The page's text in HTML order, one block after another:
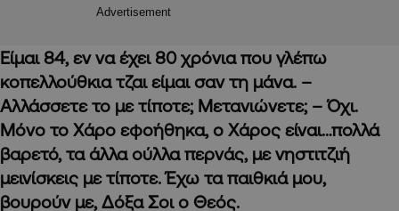
Advertisement
Είμαι 84, εν να έχει 80 χρόνια που γλέπω
κοπελλούθκια τζαι είμαι σαν τη μάνα. –
Αλλάσσετε το με τίποτε; Μετανιώνετε; – Όχι.
Μόνο το Χάρο εφοήθηκα, ο Χάρος είναι…πολλά
βαρετό, τα άλλα ούλλα περνάς, με νηστιτζιή
μεινίσκεις με τίποτε. Έχω τα παιθκιά μου,
βουρούν με, Δόξα Σοι ο Θεός.